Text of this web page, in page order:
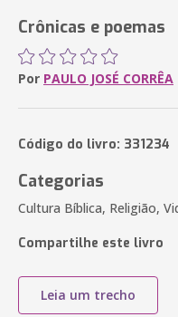
Crônicas e poemas
Por PAULO JOSÉ CORRÊA
Código do livro: 331234
Categorias
Cultura Bíblica, Religião,
Compartilhe este livro
Leia um trecho